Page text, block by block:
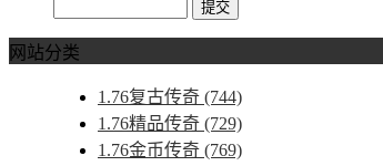
网站分类
1.76复古传奇 (744)
1.76精品传奇 (729)
1.76金币传奇 (769)